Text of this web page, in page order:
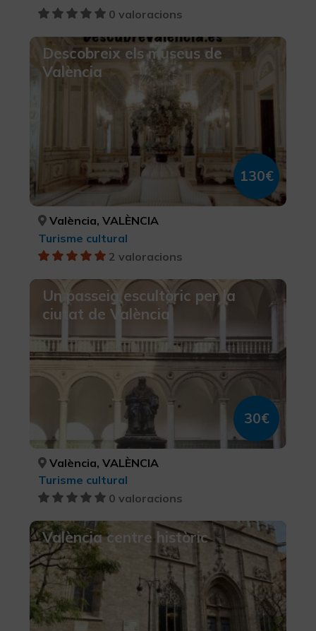
0 valoracions
Descobreix els museus de
València
130€
València, VALÈNCIA
Turisme cultural
2 valoracions
Un passeig escultòric per la
ciutat de València
30€
València, VALÈNCIA
Turisme cultural
0 valoracions
València centre històric